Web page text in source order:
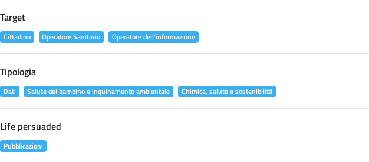
Target
Cittadino Operatore Sanitario Operatore dell'informazione
Tipologia
Dati Salute del bambino e inquinamento ambientale Chimica, salute e sostenibilità
Life persuaded
Pubblicazioni